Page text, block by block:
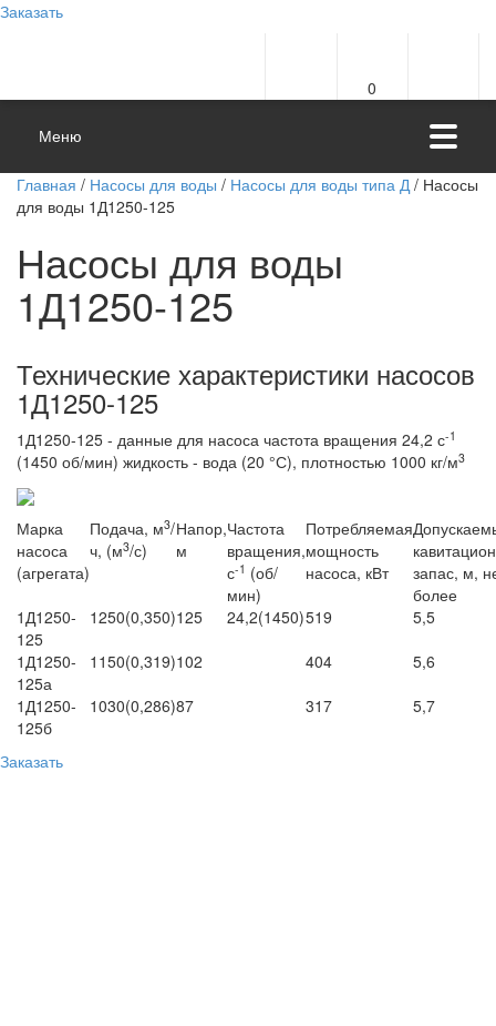
Заказать
0
Меню
Главная / Насосы для воды / Насосы для воды типа Д/ Насосы
для воды 1Д1250-125
Насосы для воды
1Д1250-125
Технические характеристики насосов
1Д1250-125
1Д1250-125 - данные для насоса частота вращения 24,2 с-1
(1450 об/мин) жидкость - вода (20 °С), плотностью 1000 кг/м3
Марка
насоса
(агрегата)
Подача, м3/
ч, (м3/с)
Напор,
м
Частота
вращения,
с-1 (об/
мин)
Потребляемая
мощность
насоса, кВт
запас, м,
более
1Д1250-
125
1250(0,350)125 24,2(1450)519
5,5
1Д1250-
125а
1150(0,319)102 404
5,6
1Д1250-
125б
1030(0,286)87 317 5,7
Заказать